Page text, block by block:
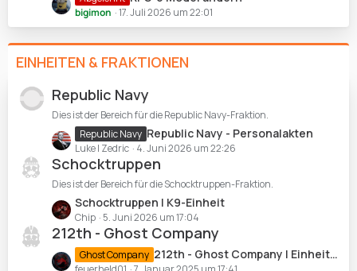
i
g
t
e
B
e
i
t
r
ä
g
e
e
t
z
t
B
e
t
r
ä
g
e
bigimon 17. Juli 2026 um 22:01
EINHEITEN & FRAKTIONEN
Republic Navy
Dies ist der Bereich für die Republic Navy-Fraktion.
L
e
t
z
e
B
i
Republic Navy Republic Navy - Personalakten
Luke | Zedric 4. Juni 2026 um 22:26
Schocktruppen
Dies ist der Bereich für die Schocktruppen-Fraktion.
L
e
t
z
t
Schocktruppen | K9-Einheit
Chip 5. Juni 2026 um 17:04
212th - Ghost Company
L
Ghost Company 212th - Ghost Company | Einheits-Logs